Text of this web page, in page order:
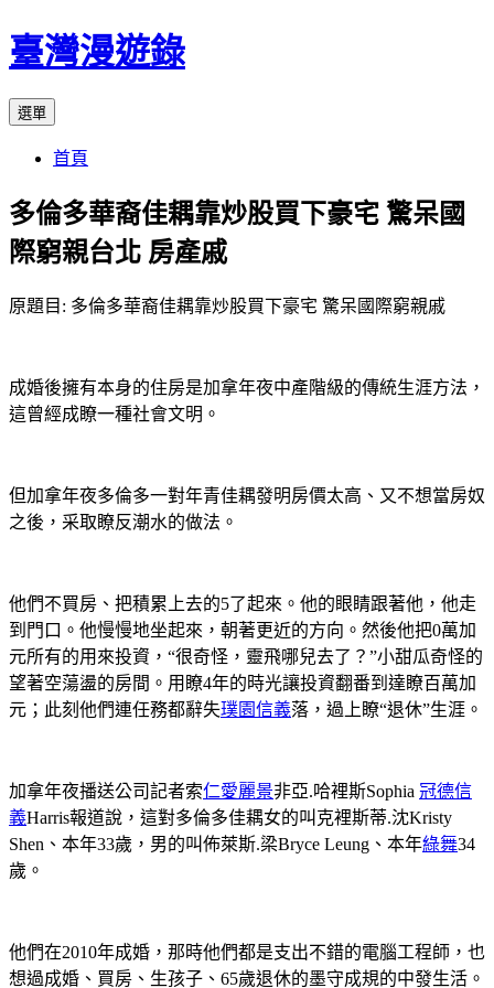
跳
至
要
臺灣漫遊錄
選單
首頁
多倫多華裔佳耦靠炒股買下豪宅 驚呆國
際窮親台北 房產戚
原題目: 多倫多華裔佳耦靠炒股買下豪宅 驚呆國際窮親戚
成婚後擁有本身的住房是加拿年夜中產階級的傳統生涯方法，
這曾經成瞭一種社會文明。
但加拿年夜多倫多一對年青佳耦發明房價太高、又不想當房奴
之後，采取瞭反潮水的做法。
他們不買房、把積累上去的5了起來。他的眼睛跟著他，他走
到門口。他慢慢地坐起來，朝著更近的方向。然後他把0萬加
元所有的用來投資，“很奇怪，靈飛哪兒去了？”小甜瓜奇怪的
望著空蕩盪的房間。用瞭4年的時光讓投資翻番到達瞭百萬加
元；此刻他們連任務都辭失璞園信義落，過上瞭“退休”生涯。
加拿年夜播送公司記者索仁愛麗景非亞.哈裡斯Sophia 冠德信
義Harris報道說，這對多倫多佳耦女的叫克裡斯蒂.沈Kristy
Shen、本年33歲，男的叫佈萊斯.梁Bryce Leung、本年綠舞34
歲。
他們在2010年成婚，那時他們都是支出不錯的電腦工程師，也
想過成婚、買房、生孩子、65歲退休的墨守成規的中發生活。